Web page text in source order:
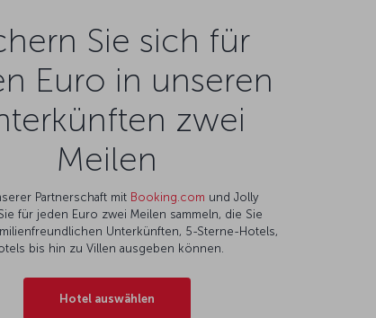
Sie sich für
Euro in unseren
zwei
Meilen
Partnerschaft mit Booking.com und Jolly
für jeden Euro zwei Meilen sammeln, die Sie
Unterkünften, 5-Sterne-Hotels,
bis hin zu Villen ausgeben können.
Hotel auswählen